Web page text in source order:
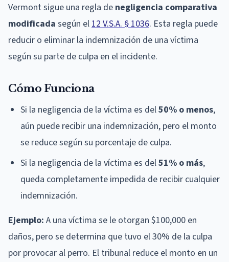
Vermont sigue una regla de negligencia comparativa
modificada según el 12 V.S.A. § 1036. Esta regla puede
reducir o eliminar la indemnización de una víctima
según su parte de culpa en el incidente.
Cómo Funciona
Si la negligencia de la víctima es del50% o menos,
aún puede recibir una indemnización, pero el monto
se reduce según su porcentaje de culpa.
Si la negligencia de la víctima es del51% o más,
queda completamente impedida de recibir cualquier
indemnización.
Ejemplo: A una víctima se le otorgan $100,000 en
daños, pero se determina que tuvo el 30% de la culpa
por provocar al perro. El tribunal reduce el monto en un